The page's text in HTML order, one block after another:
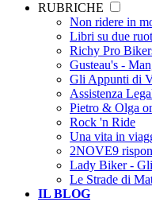
RUBRICHE
Non ridere in
Libri su due
Richy Pro
Gusteau's -
Gli Appunti di
Assistenza
Pietro & Olga
Rock 'n Ride
Una vita in
2NOVE9
Lady Biker -
Le Strade di
IL BLOG